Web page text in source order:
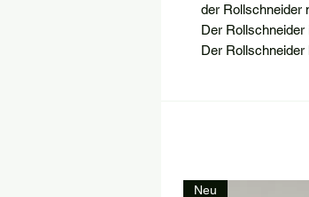
der Rollschneider
Der
Der Rollschneider
Neu